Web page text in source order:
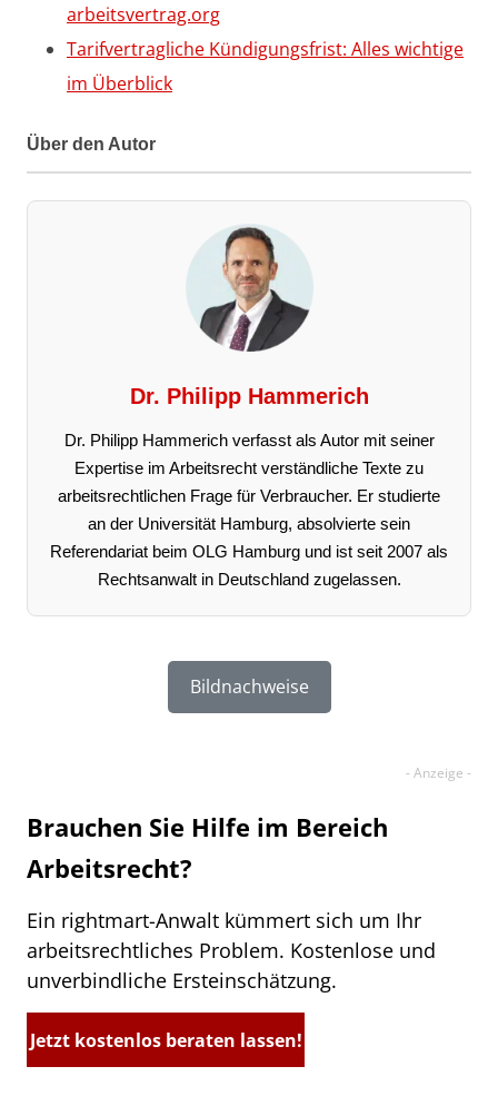
arbeitsvertrag.org
Tarifvertragliche Kündigungsfrist: Alles wichtige
im Überblick
Über den Autor
Dr. Philipp Hammerich
Dr. Philipp Hammerich verfasst als Autor mit seiner
Expertise im Arbeitsrecht verständliche Texte zu
arbeitsrechtlichen Frage für Verbraucher. Er studierte
an der Universität Hamburg, absolvierte sein
Referendariat beim OLG Hamburg und ist seit 2007 als
Rechtsanwalt in Deutschland zugelassen.
Bildnachweise
Brauchen Sie Hilfe im Bereich
Arbeitsrecht?
Ein rightmart-Anwalt kümmert sich um Ihr
arbeitsrechtliches Problem. Kostenlose und
unverbindliche Ersteinschätzung.
Jetzt kostenlos beraten lassen!